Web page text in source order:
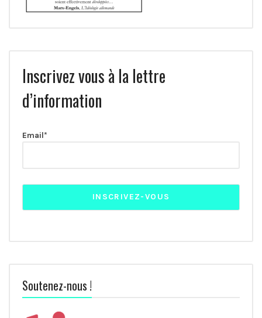
Inscrivez vous à la lettre
d’information
Email*
Soutenez-nous !